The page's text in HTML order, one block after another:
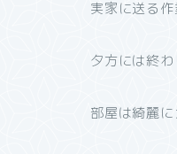
実家に送る作
夕方には終わ
部屋は綺麗